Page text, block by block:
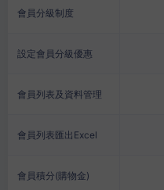
會員分級制度
設定會員分級優惠
會員列表及資料管理
會員列表匯出Excel
會員積分(購物金)